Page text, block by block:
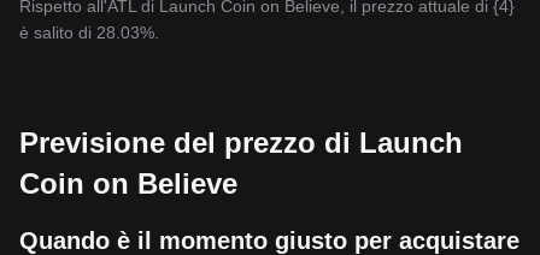
Rispetto all'ATL di Launch Coin on Believe, il prezzo attuale di {4}
è salito di 28.03%.
Previsione del prezzo di Launch
Coin on Believe
Quando è il momento giusto per acquistare